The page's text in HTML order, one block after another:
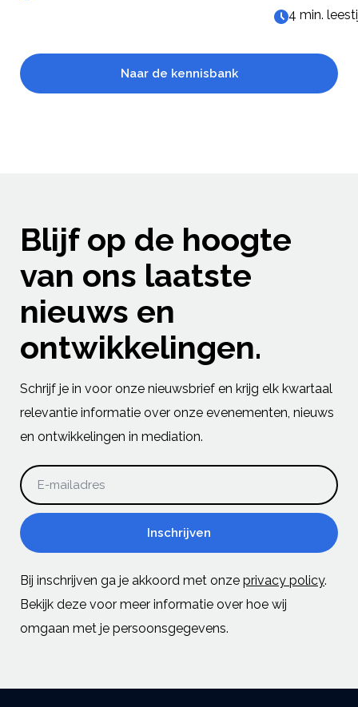
4 min.
Naar de kennisbank
Blijf op de hoogte
van ons laatste
nieuws en
ontwikkelingen.
Schrijf je in voor onze nieuwsbrief en krijg elk kwartaal
relevantie informatie over onze evenementen, nieuws
en ontwikkelingen in mediation.
E-mailadres
Inschrijven
Bij inschrijven ga je akkoord met onze privacy policy.
Bekijk deze voor meer informatie over hoe wij
omgaan met je persoonsgegevens.